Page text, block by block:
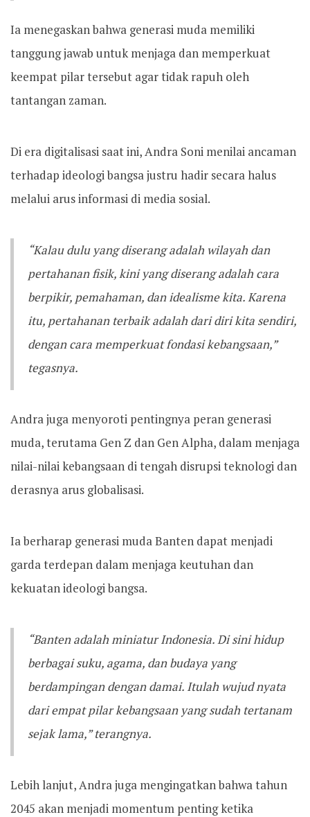
Ia menegaskan bahwa generasi muda memiliki
tanggung jawab untuk menjaga dan memperkuat
keempat pilar tersebut agar tidak rapuh oleh
tantangan zaman.
Di era digitalisasi saat ini, Andra Soni menilai ancaman
terhadap ideologi bangsa justru hadir secara halus
melalui arus informasi di media sosial.
“Kalau dulu yang diserang adalah wilayah dan
pertahanan fisik, kini yang diserang adalah cara
berpikir, pemahaman, dan idealisme kita. Karena
itu, pertahanan terbaik adalah dari diri kita sendiri,
dengan cara memperkuat fondasi kebangsaan,”
tegasnya.
Andra juga menyoroti pentingnya peran generasi
muda, terutama Gen Z dan Gen Alpha, dalam menjaga
nilai-nilai kebangsaan di tengah disrupsi teknologi dan
derasnya arus globalisasi.
Ia berharap generasi muda Banten dapat menjadi
garda terdepan dalam menjaga keutuhan dan
kekuatan ideologi bangsa.
“Banten adalah miniatur Indonesia. Di sini hidup
berbagai suku, agama, dan budaya yang
berdampingan dengan damai. Itulah wujud nyata
dari empat pilar kebangsaan yang sudah tertanam
sejak lama,” terangnya.
Lebih lanjut, Andra juga mengingatkan bahwa tahun
2045 akan menjadi momentum penting ketika